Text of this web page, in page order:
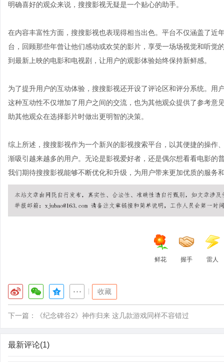
明确喜好的观众来说，搜搜影视无疑是一个贴心的助手。
在内容丰富性方面，搜搜影视也表现得相当出色。平台不仅涵盖了近
台，回顾那些年曾让他们感动或欢笑的影片，享受一场场视觉和听
到最新上映的电影和电视剧，让用户的观影体验始终保持新鲜感。
为了提升用户的互动体验，搜搜影视还开设了评论区和评分系统。
这种互动性不仅增加了用户之间的交流，也为其他观众提供了参考意
助其他观众在选择影片时做出更明智的决策。
综上所述，搜搜影视作为一个新兴的影视搜索平台，以其便捷的操作
渐吸引越来越多的用户。无论是影视爱好者，还是偶尔想看看电影的
我们期待搜搜影视能够不断优化和升级，为用户带来更加优质的服务
鲜花 握手 雷人
收藏
下一篇： 《纪念碑谷2》神作归来 这几款游戏同样不容错过
最新评论(1)